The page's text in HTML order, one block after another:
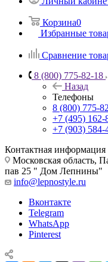
Корзина0
Избранные
Сравнение
8 (800) 775-82-18
Назад
Телефоны
8 (800) 775-
+7 (495) 162-
+7 (903) 584-
Контактная информация
Московская область,
пав 25 " Дом Лепнины"
info@lepnostyle.ru
Вконтакте
Telegram
WhatsApp
Pinterest